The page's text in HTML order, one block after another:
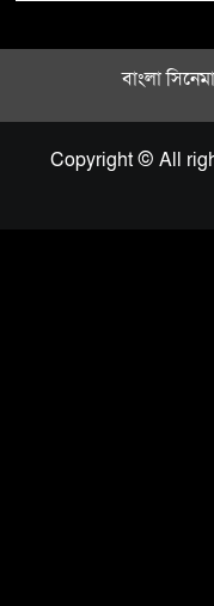
বাংলা সিনেমা
Copyright © All